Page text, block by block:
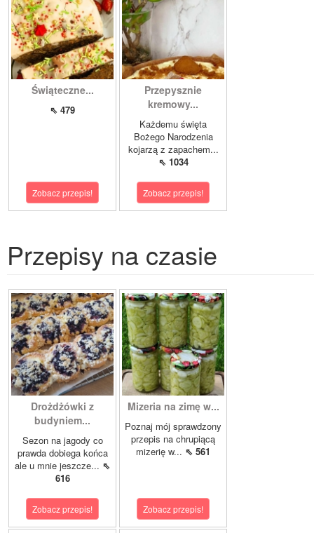
Świąteczne...
⇖ 479
Zobacz przepis!
Przepysznie
kremowy...
Każdemu święta
Bożego Narodzenia
kojarzą z zapachem...
⇖ 1034
Zobacz przepis!
Przepisy na czasie
Drożdżówki z
budyniem...
Sezon na jagody co
prawda dobiega końca
ale u mnie jeszcze... ⇖
616
Zobacz przepis!
Mizeria na zimę w...
Poznaj mój sprawdzony
przepis na chrupiącą
mizerię w... ⇖ 561
Zobacz przepis!